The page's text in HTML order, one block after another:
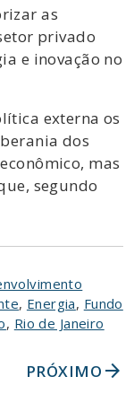
as
privado
e inovação no
externa os
dos
mas
segundo
, Energia, Fundo
, Rio de Janeiro
PRÓXIMO arrow_forward